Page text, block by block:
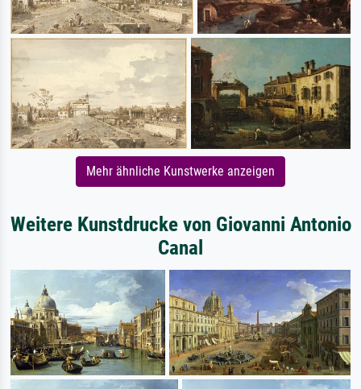
Mehr ähnliche Kunstwerke anzeigen
Weitere Kunstdrucke von Giovanni Antonio
Canal